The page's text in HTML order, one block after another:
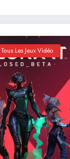
Tous Les Jeux Vidéo